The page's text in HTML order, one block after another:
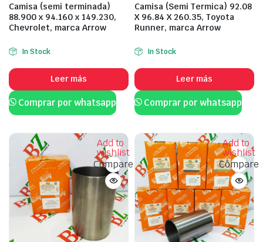
Camisa (semi terminada)
88.900 x 94.160 x 149.230,
Chevrolet, marca Arrow
In Stock
Leer más
Comprar por whatsapp
Camisa (Semi Termica) 92.08
X 96.84 X 260.35, Toyota
Runner, marca Arrow
In Stock
Leer más
Comprar por whatsapp
Add to
wishlist
Compare
Add to
wishlist
Compare